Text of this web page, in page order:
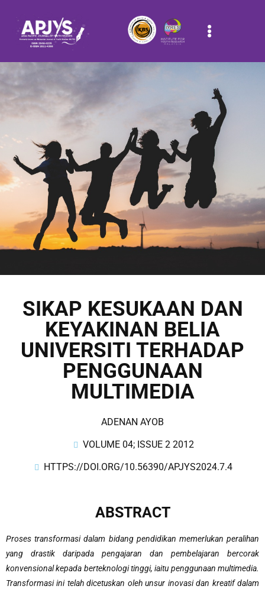
SIKAP KESUKAAN DAN
KEYAKINAN BELIA
UNIVERSITI TERHADAP
PENGGUNAAN
MULTIMEDIA
ADENAN AYOB
VOLUME 04; ISSUE 2 2012
HTTPS://DOI.ORG/10.56390/APJYS2024.7.4
ABSTRACT
Proses transformasi dalam bidang pendidikan memerlukan peralihan
yang drastik daripada pengajaran dan pembelajaran bercorak
konvensional kepada berteknologi tinggi, iaitu penggunaan multimedia.
Transformasi ini telah dicetuskan oleh unsur inovasi dan kreatif dalam